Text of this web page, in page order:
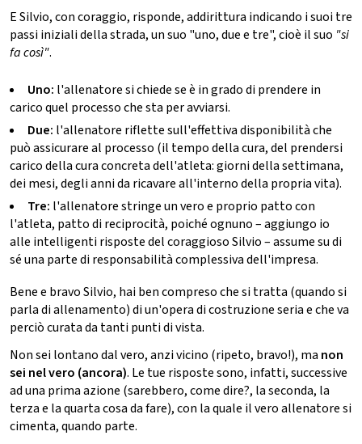
E Silvio, con coraggio, risponde, addirittura indicando i suoi tre
passi iniziali della strada, un suo "uno, due e tre", cioè il suo "si
fa così".
Uno: l'allenatore si chiede se è in grado di prendere in
carico quel processo che sta per avviarsi.
Due: l'allenatore riflette sull'effettiva disponibilità che
può assicurare al processo (il tempo della cura, del prendersi
carico della cura concreta dell'atleta: giorni della settimana,
dei mesi, degli anni da ricavare all'interno della propria vita).
Tre: l'allenatore stringe un vero e proprio patto con
l'atleta, patto di reciprocità, poiché ognuno – aggiungo io
alle intelligenti risposte del coraggioso Silvio – assume su di
sé una parte di responsabilità complessiva dell'impresa.
Bene e bravo Silvio, hai ben compreso che si tratta (quando si
parla di allenamento) di un'opera di costruzione seria e che va
perciò curata da tanti punti di vista.
Non sei lontano dal vero, anzi vicino (ripeto, bravo!), ma non
sei nel vero (ancora). Le tue risposte sono, infatti, successive
ad una prima azione (sarebbero, come dire?, la seconda, la
terza e la quarta cosa da fare), con la quale il vero allenatore si
cimenta, quando parte.